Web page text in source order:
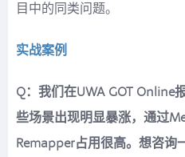
目中的同类问题。
实战案例
Q：我们在UWA GOT Online
些场景出现明显暴涨，通过
Remapper占用很高。想咨询